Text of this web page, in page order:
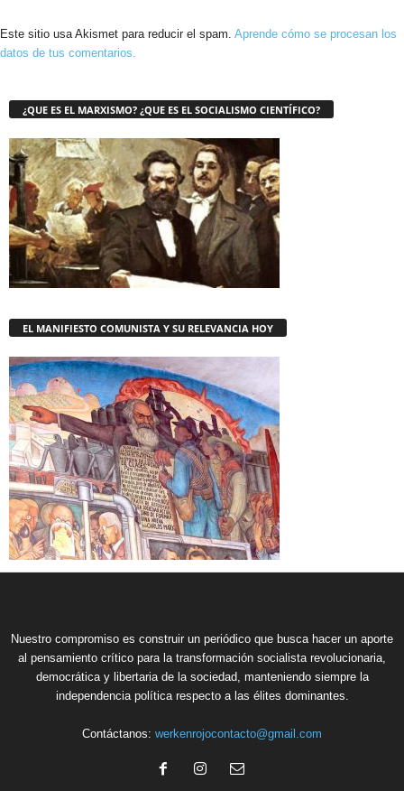
Este sitio usa Akismet para reducir el spam. Aprende cómo se procesan los
datos de tus comentarios.
¿QUE ES EL MARXISMO? ¿QUE ES EL SOCIALISMO CIENTÍFICO?
EL MANIFIESTO COMUNISTA Y SU RELEVANCIA HOY
Nuestro compromiso es construir un periódico que busca hacer un aporte
al pensamiento crítico para la transformación socialista revolucionaria,
democrática y libertaria de la sociedad, manteniendo siempre la
independencia política respecto a las élites dominantes.
Contáctanos: werkenrojocontacto@gmail.com